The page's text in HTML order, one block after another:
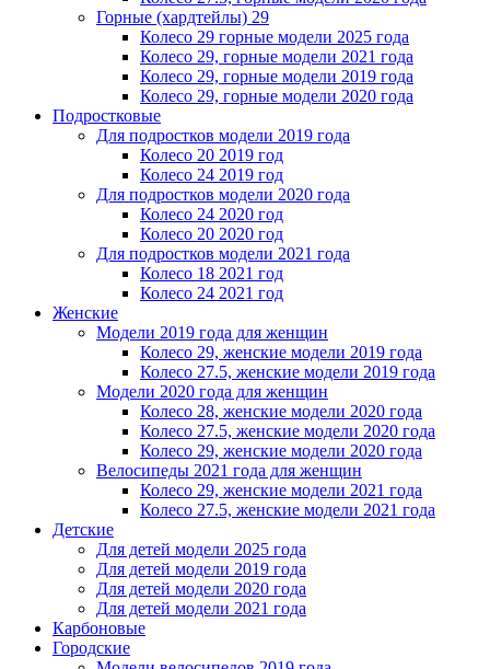
Горные (хардтейлы) 29
Колесо 29 горные модели 2025 года
Колесо 29, горные модели 2021 года
Колесо 29, горные модели 2019 года
Колесо 29, горные модели 2020 года
Подростковые
Для подростков модели 2019 года
Колесо 20 2019 год
Колесо 24 2019 год
Для подростков модели 2020 года
Колесо 24 2020 год
Колесо 20 2020 год
Для подростков модели 2021 года
Колесо 18 2021 год
Колесо 24 2021 год
Женскиe
Модели 2019 года для женщин
Колесо 29, женские модели 2019 года
Колесо 27.5, женские модели 2019 года
Модели 2020 года для женщин
Колесо 28, женские модели 2020 года
Колесо 27.5, женские модели 2020 года
Колесо 29, женские модели 2020 года
Велосипеды 2021 года для женщин
Колесо 29, женские модели 2021 года
Колесо 27.5, женские модели 2021 года
Детские
Для детей модели 2025 года
Для детей модели 2019 года
Для детей модели 2020 года
Для детей модели 2021 года
Карбоновые
Городские